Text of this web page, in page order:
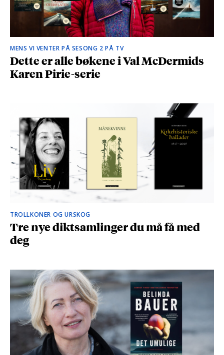
MENS VI VENTER PÅ SESONG 2 PÅ TV
Dette er alle bøkene i Val McDermids
Karen Pirie-serie
TROLLKONER OG URSKOG
Tre nye diktsamlinger du må få med
deg